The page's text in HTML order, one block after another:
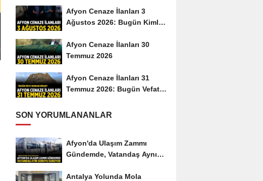
Afyon Cenaze İlanları 3
Ağustos 2026: Bugün Kimler
Afyon Cenaze İlanları 30
Temmuz 2026
Afyon Cenaze İlanları 31
Temmuz 2026: Bugün Vefat
SON YORUMLANANLAR
Afyon'da Ulaşım Zammı
Gündemde, Vatandaş Aynı
Antalya Yolunda Mola